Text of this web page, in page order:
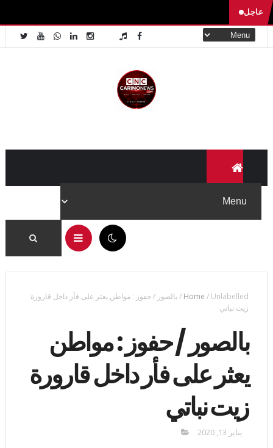
عاجل
✕
تابعنا على منصاتنا لتصلك آخر الأخبار والفيديوهات الحصرية أولاً
بأول.
Home / Unlabelled
/ بالصور / حفوز : مواطن يعثر على فأر داخل قارورة
زيت نباتي
بالصور / حفوز : مواطن
يعثر على فأر داخل قارورة
زيت نباتي
يناير 13, 2020